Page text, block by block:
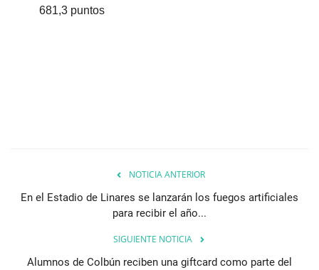
681,3 puntos
NOTICIA ANTERIOR
En el Estadio de Linares se lanzarán los fuegos artificiales
para recibir el año...
SIGUIENTE NOTICIA
Alumnos de Colbún reciben una giftcard como parte del